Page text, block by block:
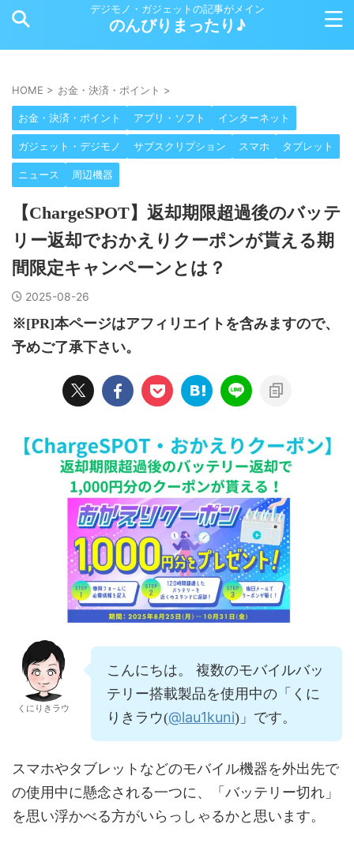
デジモノ・ガジェットの記事がメイン
のんびりまったり♪
HOME > お金・決済・ポイント >
お金・決済・ポイント アプリ・ソフト インターネット
ガジェット・デジモノ サブスクリプション スマホ タブレット
ニュース 周辺機器
【ChargeSPOT】返却期限超過後のバッテ
リー返却でおかえりクーポンが貰える期
間限定キャンペーンとは？
2025-08-26
※[PR]本ページはアフィリエイトを含みますので、
予めご了承下さい。
くにりきラウ
こんにちは。 複数のモバイルバッ
テリー搭載製品を使用中の「くに
りきラウ(@lau1kuni)」です。
スマホやタブレットなどのモバイル機器を外出先で
の使用中に懸念される一つに、「バッテリー切れ」
を思い浮かべる方がいらっしゃるかと思います。